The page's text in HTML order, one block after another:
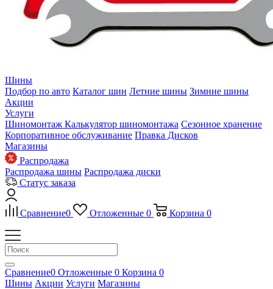
Шины
Подбор по авто Каталог шин Летние шины Зимние шины
Акции
Услуги
Шиномонтаж Калькулятор шиномонтажа Сезонное хранение
Корпоративное обслуживание Правка Дисков
Магазины
Распродажа
Распродажа шины Распродажа диски
Статус заказа
Сравнение0 Отложенные 0 Корзина 0
Сравнение0 Отложенные 0 Корзина 0
Шины Акции Услуги Магазины